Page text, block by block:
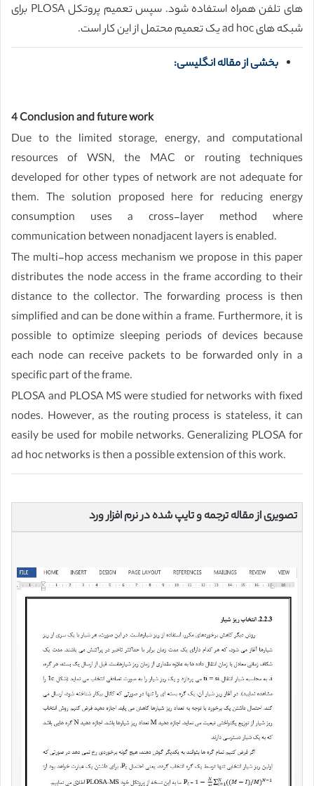
های تلفن همراه استفاده شود. سپس تعمیم پروتکل PLOSA برای
شبکه های ad hoc یک تعمیم محتمل از این کار است.
بخشی از مقاله انگلیسی:
4 Conclusion and future work
Due to the limited storage, energy, and computational
resources of WSN, the MAC or routing techniques
developed for other types of network are not adequate for
them. The solution proposed here for reducing energy
consumption uses a cross-layer method where
communication between nonadjacent layers is enabled.
The multi-hop access mechanism we propose in this paper
distributes the node access in the frame according to their
distance to the collector. The forwarding process is then
simplified and can be done within a frame. Furthermore, it is
possible to optimize sleeping periods of devices because
each node can receive packets to be forwarded only in a
specific part of the frame.
PLOSA and PLOSA MS were studied for networks with fixed
nodes. However, as the routing process is stateless, it can
easily be used for mobile networks. Generalizing PLOSA for
ad hoc networks is then a possible extension of this work.
تصویری از مقاله ترجمه و تایپ شده در نرم افزار ورد